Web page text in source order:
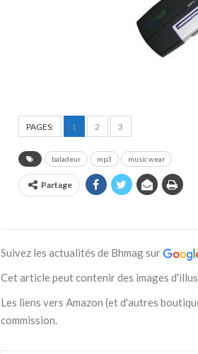
PAGES: 1 2 3
baladeur mp3 music wear
Partage
Suivez les actualités de Bhmag sur
Cet article peut contenir des images
Les liens vers Amazon (et d'autres
commission.